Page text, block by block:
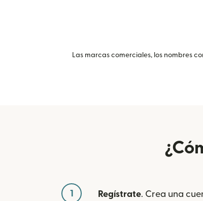
Las marcas comerciales, los nombres
1 Regístrate. Crea una